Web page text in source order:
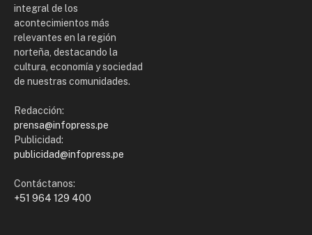
integral de los
acontecimientos más
relevantes en la región
norteña, destacando la
cultura, economía y sociedad
de nuestras comunidades.
Redacción:
prensa@infopress.pe
Publicidad:
publicidad@infopress.pe
Contáctanos:
+51 964 129 400